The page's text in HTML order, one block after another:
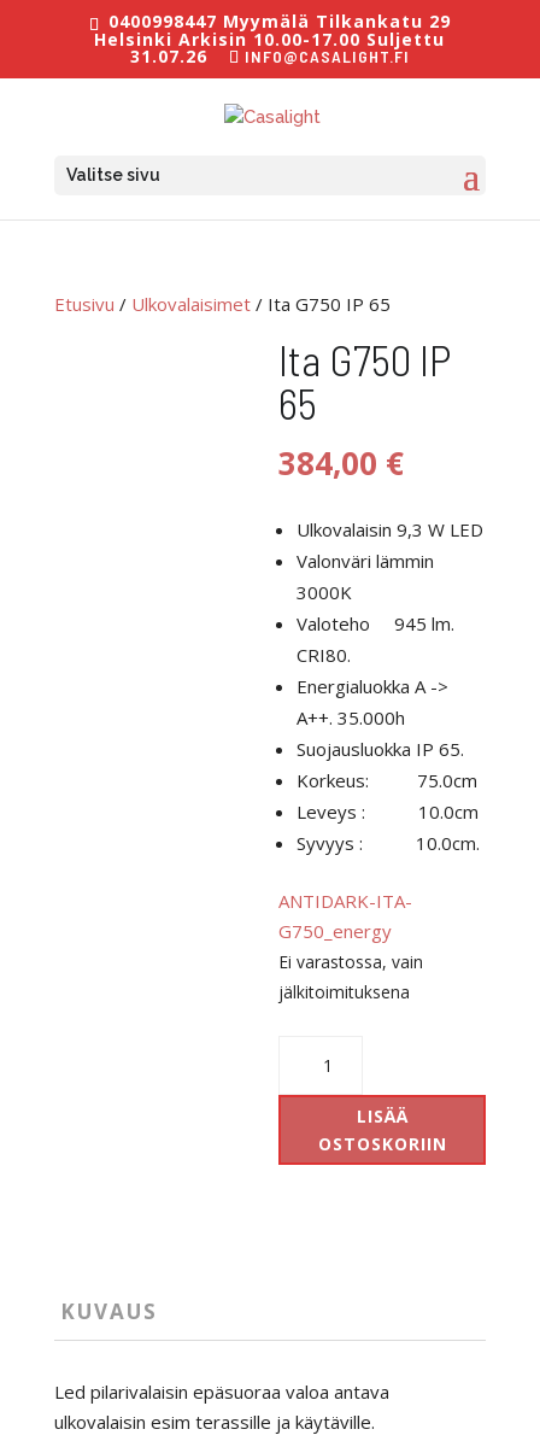
0400998447 Myymälä Tilkankatu 29
Helsinki Arkisin 10.00-17.00 Suljettu
31.07.26 INFO@CASALIGHT.FI
Valitse sivu
Etusivu / Ulkovalaisimet/ Ita G750 IP 65
Ita G750 IP
65
384,00 €
Ulkovalaisin 9,3 W LED
Valonväri lämmin
3000K
Valoteho 945 lm.
CRI80.
Energialuokka A ->
A++. 35.000h
Suojausluokka IP 65.
Korkeus: 75.0cm
Leveys : 10.0cm
Syvyys : 10.0cm.
ANTIDARK-ITA-
G750_energy
Ei varastossa, vain
jälkitoimituksena
määrä
LISÄÄ
OSTOSKORIIN
KUVAUS
Led pilarivalaisin epäsuoraa valoa antava
ulkovalaisin esim terassille ja käytäville.